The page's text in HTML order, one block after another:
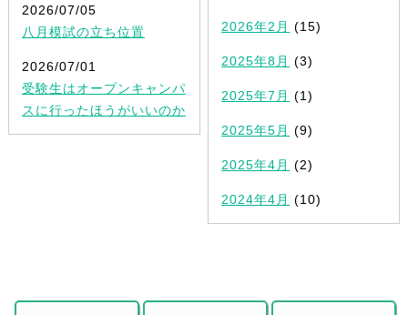
2026/07/05
八月模試の立ち位置
2026/07/01
受験生はオープンキャンパ
スに行ったほうがいいのか
2026年2月 (15)
2025年8月 (3)
2025年7月 (1)
2025年5月 (9)
2025年4月 (2)
2024年4月 (10)